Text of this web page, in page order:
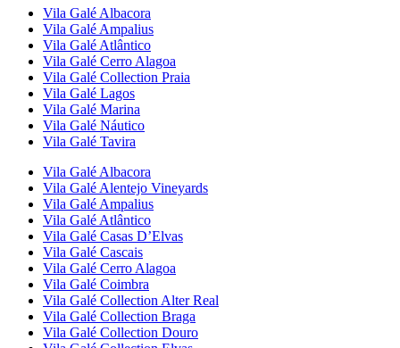
Vila Galé Albacora
Vila Galé Ampalius
Vila Galé Atlântico
Vila Galé Cerro Alagoa
Vila Galé Collection Praia
Vila Galé Lagos
Vila Galé Marina
Vila Galé Náutico
Vila Galé Tavira
Vila Galé Albacora
Vila Galé Alentejo Vineyards
Vila Galé Ampalius
Vila Galé Atlântico
Vila Galé Casas D’Elvas
Vila Galé Cascais
Vila Galé Cerro Alagoa
Vila Galé Coimbra
Vila Galé Collection Alter Real
Vila Galé Collection Braga
Vila Galé Collection Douro